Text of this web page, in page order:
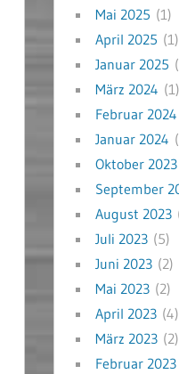
Mai 2025 (1)
April 2025 (1)
Januar 2025
März 2024 (1)
Februar 2024
Januar 2024
Oktober 2023
September
August 2023
Juli 2023 (5)
Juni 2023 (2)
Mai 2023 (2)
April 2023 (4)
März 2023 (2)
Februar 2023